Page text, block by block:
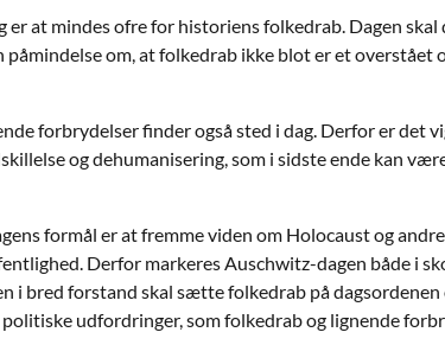
er at mindes ofre for historiens folkedrab. Dagen skal
påmindelse om, at folkedrab ikke blot er et overstået
forbrydelser finder også sted i dag. Derfor er det
og dehumanisering, som i sidste ende kan
formål er at fremme viden om Holocaust og
Derfor markeres Auschwitz-dagen både i
i bred forstand skal sætte folkedrab på
udfordringer, som folkedrab og lignende